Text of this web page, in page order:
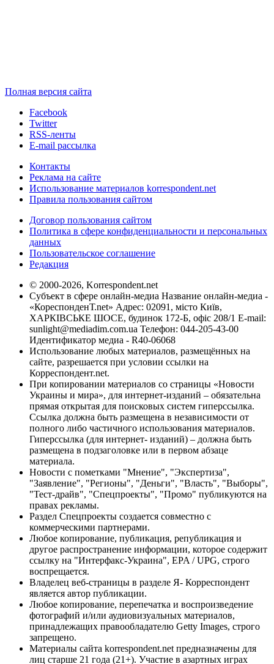
Полная версия сайта
Facebook
Twitter
RSS-ленты
E-mail рассылка
Контакты
Реклама на сайте
Использование материалов korrespondent.net
Правила пользования сайтом
Договор пользования сайтом
Политика в сфере конфиденциальности и персональных
данных
Пользовательское соглашение
Редакция
© 2000-2026, Korrespondent.net
Субъект в сфере онлайн-медиа Название онлайн-медиа -
«КореспонденТ.net» Адрес: 02091, місто Київ,
ХАРКІВСЬКЕ ШОСЕ, будинок 172-Б, офіс 208/1 E-mail:
sunlight@mediadim.com.ua Телефон: 044-205-43-00
Идентификатор медиа - R40-06068
Использование любых материалов, размещённых на
сайте, разрешается при условии ссылки на
Корреспондент.net.
При копировании материалов со страницы «Новости
Украины и мира», для интернет-изданий – обязательна
прямая открытая для поисковых систем гиперссылка.
Ссылка должна быть размещена в независимости от
полного либо частичного использования материалов.
Гиперссылка (для интернет- изданий) – должна быть
размещена в подзаголовке или в первом абзаце
материала.
Новости с пометками "Мнение", "Экспертиза",
"Заявление", "Регионы", "Деньги", "Власть", "Выборы",
"Тест-драйв", "Спецпроекты", "Промо" публикуются на
правах рекламы.
Раздел Спецпроекты создается совместно с
коммерческими партнерами.
Любое копирование, публикация, републикация и
другое распространение информации, которое содержит
ссылку на "Интерфакс-Украина", EPA / UPG, строго
воспрещается.
Владелец веб-страницы в разделе Я- Корреспондент
является автор публикации.
Любое копирование, перепечатка и воспроизведение
фотографий и/или аудиовизуальных материалов,
принадлежащих правообладателю Getty Images, строго
запрещено.
Материалы сайта korrespondent.net предназначены для
лиц старше 21 года (21+). Участие в азартных играх